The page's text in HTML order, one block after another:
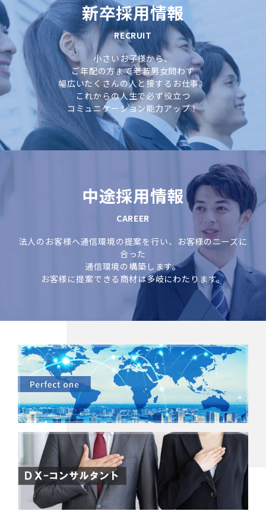
新卒採用情報
RECRUIT
小さいお子様から、
ご年配の方まで老若男女問わず
幅広いたくさんの人と接するお仕事。
これからの人生で必ず役立つ
コミュニケーション能力アップ！
中途採用情報
CAREER
法人のお客様へ通信環境の提案を行い、 お客様のニーズに
合った
通信環境の構築します。
お客様に提案できる商材は多岐にわたります。